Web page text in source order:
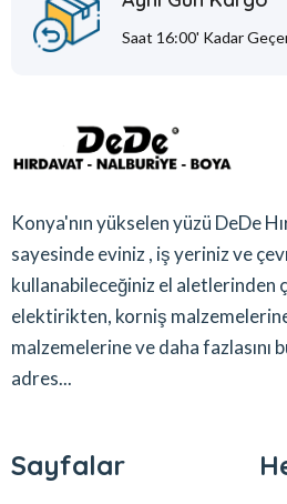
Saat 16:00' Kadar
Konya'nın yükselen yüzü DeDe
sayesinde eviniz , iş yeriniz ve
kullanabileceğiniz el aletlerinden
elektirikten, korniş
malzemelerine ve daha fazlasını
adres...
Sayfalar